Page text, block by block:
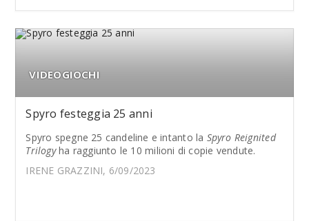
VIDEOGIOCHI
Spyro festeggia 25 anni
Spyro spegne 25 candeline e intanto la Spyro Reignited
Trilogyha raggiunto le 10 milioni di copie vendute.
IRENE GRAZZINI, 6/09/2023